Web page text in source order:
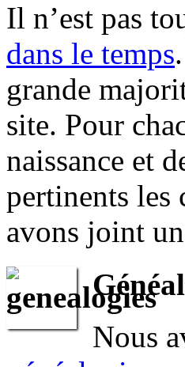
Il n’est pas
dans le temps
grande
site. Pour
naissance et
pertinents les
avons joint
Nous